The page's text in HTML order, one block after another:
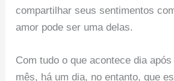
compartilhar seus sentimentos
amor pode ser uma delas.
Com tudo o que acontece dia
mês, há um dia, no entanto, que